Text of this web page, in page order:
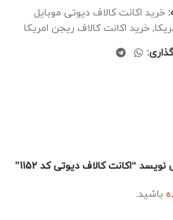
خرید اکانت کالاف دیوتی موبایل
, خرید اکانت کالاف ریجن امریکا
“اکانت کالاف دیوتی کد 1152”
باشید.